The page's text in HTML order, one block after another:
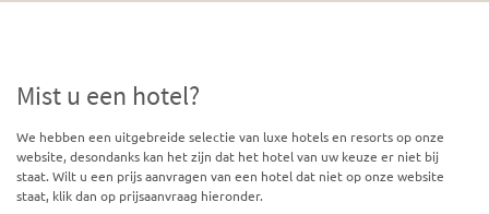
Mist u een hotel?
We hebben een uitgebreide selectie van luxe hotels en resorts op onze
website, desondanks kan het zijn dat het hotel van uw keuze er niet bij
staat. Wilt u een prijs aanvragen van een hotel dat niet op onze website
staat, klik dan op prijsaanvraag hieronder.